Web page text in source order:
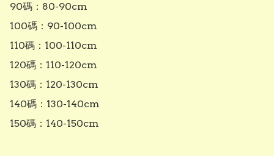
90碼：80-90cm
100碼：90-100cm
110碼：100-110cm
120碼：110-120cm
130碼：120-130cm
140碼：130-140cm
150碼：140-150cm